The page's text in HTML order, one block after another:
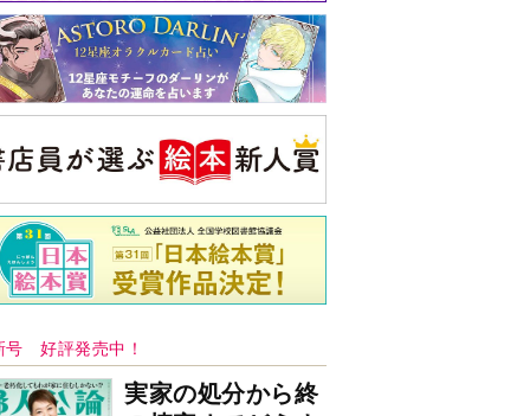
義実家について、義弟が私へ怒りのLINE
婚約者がBL愛好家でした
公論新社の本
いじめのある世界に生き
る君たちへ
いじめられっ子だった精神
科医の贈る言葉
夫 著 詳しくみる
フォメーション